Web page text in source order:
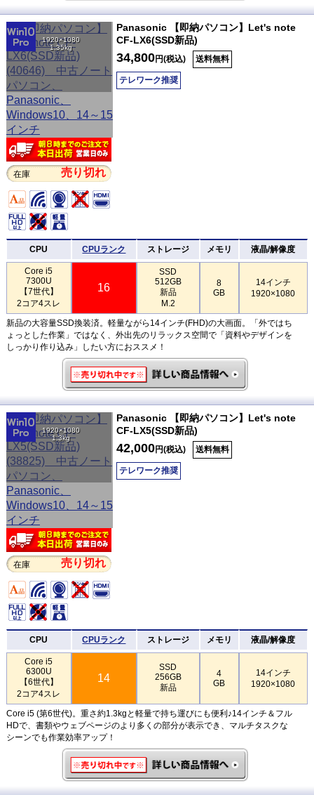
1920×1080
1.35kg
在庫 売り切れ
Panasonic 【即納パソコン】Let's note
CF-LX6(SSD新品)
34,800円(税込) 送料無料
テレワーク推奨
CPU CPUランク ストレージ メモリ 液晶/解像度
Core i5
7300U
【7世代】
2コア4スレ
16
SSD
512GB
新品
M.2
8
GB
14インチ
1920×1080
新品の大容量SSD換装済。軽量ながら14インチ(FHD)の大画面。「外ではち
ょっとした作業」ではなく、外出先のリラックス空間で「資料やデザインを
しっかり作り込み」したい方におススメ！
1920×1080
1.3kg
在庫 売り切れ
Panasonic 【即納パソコン】Let's note
CF-LX5(SSD新品)
42,000円(税込) 送料無料
テレワーク推奨
CPU CPUランク ストレージ メモリ 液晶/解像度
Core i5
6300U
【6世代】
2コア4スレ
14
SSD
256GB
新品
4
GB
14インチ
1920×1080
Core i5 (第6世代)。重さ約1.3kgと軽量で持ち運びにも便利♪14インチ＆フル
HDで、書類やウェブページのより多くの部分が表示でき、マルチタスクな
シーンでも作業効率アップ！